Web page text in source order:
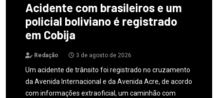
Acidente com brasileiros e um
policial boliviano é registrado
em Cobija
Redação 3 de agosto de 2026
Um acidente de trânsito foi registrado no cruzamento
da Avenida Internacional e da Avenida Acre, de acordo
com informações extraoficial, um caminhão com